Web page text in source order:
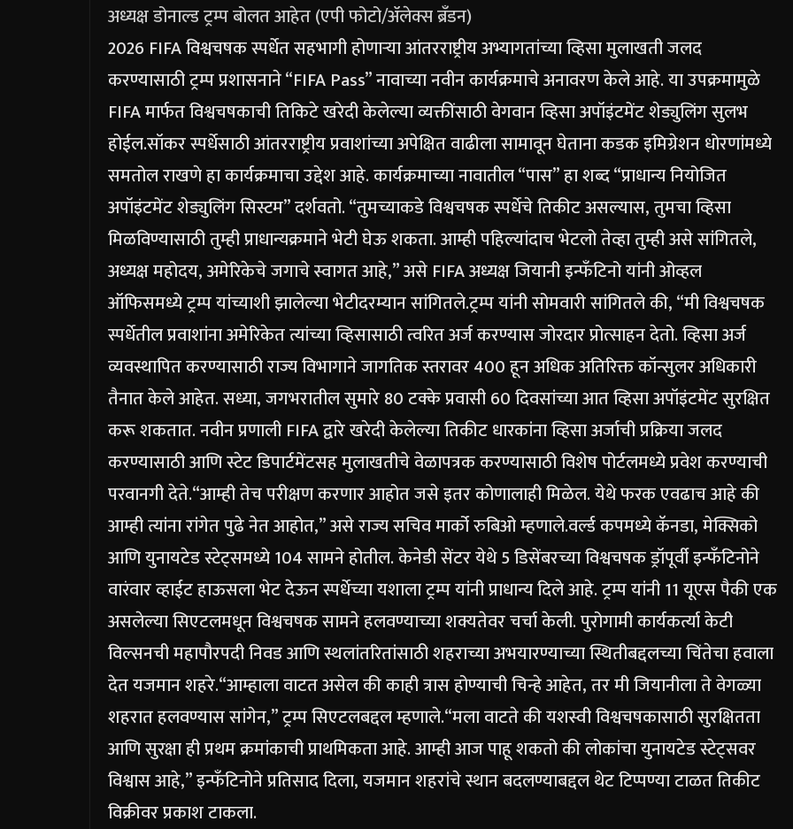
अध्यक्ष डोनाल्ड ट्रम्प बोलत आहेत (एपी फोटो/ॲलेक्स ब्रँडन)
2026 FIFA विश्वचषक स्पर्धेत सहभागी होणाऱ्या आंतरराष्ट्रीय अभ्यागतांच्या व्हिसा मुलाखती जलद
करण्यासाठी ट्रम्प प्रशासनाने “FIFA Pass” नावाच्या नवीन कार्यक्रमाचे अनावरण केले आहे. या उपक्रमामुळे
FIFA मार्फत विश्वचषकाची तिकिटे खरेदी केलेल्या व्यक्तींसाठी वेगवान व्हिसा अपॉइंटमेंट शेड्युलिंग सुलभ
होईल.सॉकर स्पर्धेसाठी आंतरराष्ट्रीय प्रवाशांच्या अपेक्षित वाढीला सामावून घेताना कडक इमिग्रेशन धोरणांमध्ये
समतोल राखणे हा कार्यक्रमाचा उद्देश आहे. कार्यक्रमाच्या नावातील “पास” हा शब्द “प्राधान्य नियोजित
अपॉइंटमेंट शेड्युलिंग सिस्टम” दर्शवतो.“तुमच्याकडे विश्वचषक स्पर्धेचे तिकीट असल्यास, तुमचा व्हिसा
मिळविण्यासाठी तुम्ही प्राधान्यक्रमाने भेटी घेऊ शकता. आम्ही पहिल्यांदाच भेटलो तेव्हा तुम्ही असे सांगितले,
अध्यक्ष महोदय, अमेरिकेचे जगाचे स्वागत आहे,” असे FIFA अध्यक्ष जियानी इन्फँटिनो यांनी ओव्हल
ऑफिसमध्ये ट्रम्प यांच्याशी झालेल्या भेटीदरम्यान सांगितले.ट्रम्प यांनी सोमवारी सांगितले की, “मी विश्वचषक
स्पर्धेतील प्रवाशांना अमेरिकेत त्यांच्या व्हिसासाठी त्वरित अर्ज करण्यास जोरदार प्रोत्साहन देतो.व्हिसा अर्ज
व्यवस्थापित करण्यासाठी राज्य विभागाने जागतिक स्तरावर 400 हून अधिक अतिरिक्त कॉन्सुलर अधिकारी
तैनात केले आहेत. सध्या, जगभरातील सुमारे 80 टक्के प्रवासी 60 दिवसांच्या आत व्हिसा अपॉइंटमेंट सुरक्षित
करू शकतात.नवीन प्रणाली FIFA द्वारे खरेदी केलेल्या तिकीट धारकांना व्हिसा अर्जाची प्रक्रिया जलद
करण्यासाठी आणि स्टेट डिपार्टमेंटसह मुलाखतीचे वेळापत्रक करण्यासाठी विशेष पोर्टलमध्ये प्रवेश करण्याची
परवानगी देते.“आम्ही तेच परीक्षण करणार आहोत जसे इतर कोणालाही मिळेल. येथे फरक एवढाच आहे की
आम्ही त्यांना रांगेत पुढे नेत आहोत,” असे राज्य सचिव मार्को रुबिओ म्हणाले.वर्ल्ड कपमध्ये कॅनडा, मेक्सिको
आणि युनायटेड स्टेट्समध्ये 104 सामने होतील. केनेडी सेंटर येथे 5 डिसेंबरच्या विश्वचषक ड्रॉपूर्वी इन्फँटिनोने
वारंवार व्हाईट हाऊसला भेट देऊन स्पर्धेच्या यशाला ट्रम्प यांनी प्राधान्य दिले आहे.ट्रम्प यांनी 11 यूएस पैकी एक
असलेल्या सिएटलमधून विश्वचषक सामने हलवण्याच्या शक्यतेवर चर्चा केली.पुरोगामी कार्यकर्त्या केटी
विल्सनची महापौरपदी निवड आणि स्थलांतरितांसाठी शहराच्या अभयारण्याच्या स्थितीबद्दलच्या चिंतेचा हवाला
देत यजमान शहरे.“आम्हाला वाटत असेल की काही त्रास होण्याची चिन्हे आहेत, तर मी जियानीला ते वेगळ्या
शहरात हलवण्यास सांगेन,” ट्रम्प सिएटलबद्दल म्हणाले.“मला वाटते की यशस्वी विश्वचषकासाठी सुरक्षितता
आणि सुरक्षा ही प्रथम क्रमांकाची प्राथमिकता आहे. आम्ही आज पाहू शकतो की लोकांचा युनायटेड स्टेट्सवर
विश्वास आहे,” इन्फँटिनोने प्रतिसाद दिला, यजमान शहरांचे स्थान बदलण्याबद्दल थेट टिप्पण्या टाळत तिकीट
विक्रीवर प्रकाश टाकला.